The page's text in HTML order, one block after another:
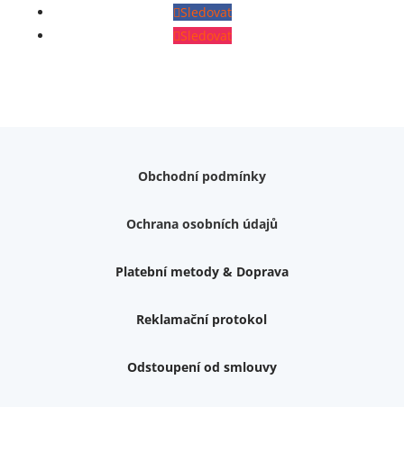
Sledovat
Sledovat
Obchodní podmínky
Ochrana osobních údajů
Platební metody & Doprava
Reklamační protokol
Odstoupení od smlouvy